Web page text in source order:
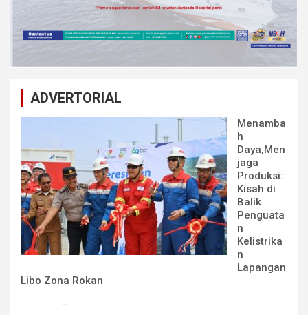
ADVERTORIAL
Menamba
h
Daya,Men
jaga
Produksi:
Kisah di
Balik
Penguata
n
Kelistrika
n
Lapangan
Libo Zona Rokan
...